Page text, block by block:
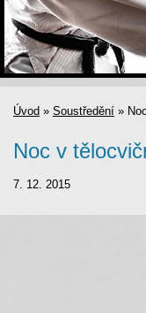
Úvod » Soustředění »
Noc v
7. 12. 2015